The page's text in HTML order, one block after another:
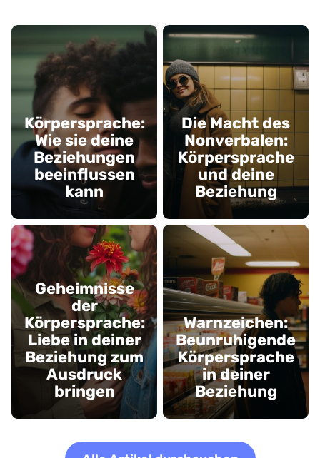
Körpersprache:
Wie sie deine
Beziehungen
beeinflussen
kann
Die Macht des
Nonverbalen:
Körpersprache
und deine
Beziehung
Geheimnisse
der
Körpersprache:
Liebe in deiner
Beziehung zum
Ausdruck
bringen
Warnzeichen:
Beunruhigende
Körpersprache
in deiner
Beziehung